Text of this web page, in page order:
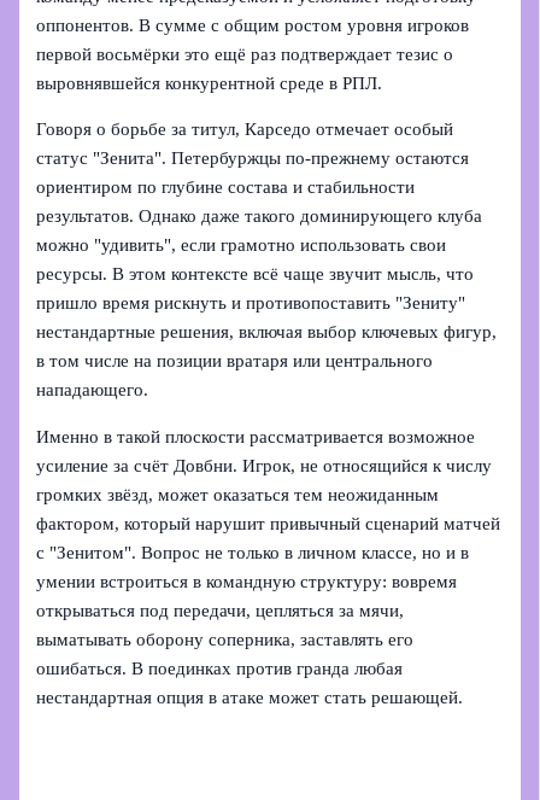
оппонентов. В сумме с общим ростом уровня игроков
первой восьмёрки это ещё раз подтверждает тезис о
выровнявшейся конкурентной среде в РПЛ.
Говоря о борьбе за титул, Карседо отмечает особый
статус "Зенита". Петербуржцы по-прежнему остаются
ориентиром по глубине состава и стабильности
результатов. Однако даже такого доминирующего клуба
можно "удивить", если грамотно использовать свои
ресурсы. В этом контексте всё чаще звучит мысль, что
пришло время рискнуть и противопоставить "Зениту"
нестандартные решения, включая выбор ключевых фигур,
в том числе на позиции вратаря или центрального
нападающего.
Именно в такой плоскости рассматривается возможное
усиление за счёт Довбни. Игрок, не относящийся к числу
громких звёзд, может оказаться тем неожиданным
фактором, который нарушит привычный сценарий матчей
с "Зенитом". Вопрос не только в личном классе, но и в
умении встроиться в командную структуру: вовремя
открываться под передачи, цепляться за мячи,
выматывать оборону соперника, заставлять его
ошибаться. В поединках против гранда любая
нестандартная опция в атаке может стать решающей.